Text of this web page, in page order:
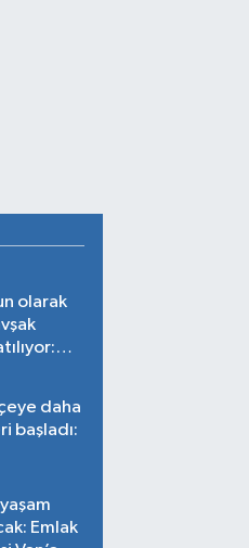
olarak
daha
başladı:
Emlak